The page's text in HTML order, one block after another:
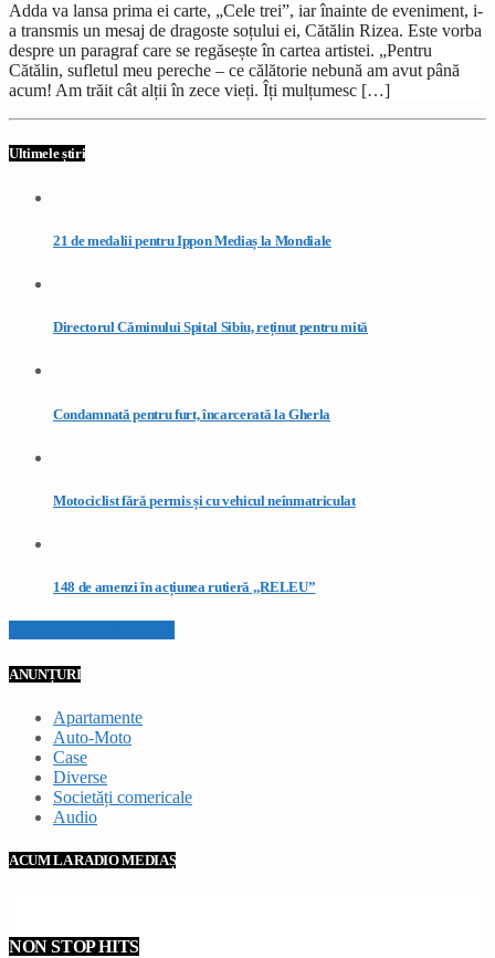
Adda va lansa prima ei carte, „Cele trei”, iar înainte de eveniment, i-
a transmis un mesaj de dragoste soțului ei, Cătălin Rizea. Este vorba
despre un paragraf care se regăsește în cartea artistei. „Pentru
Cătălin, sufletul meu pereche – ce călătorie nebună am avut până
acum! Am trăit cât alții în zece vieți. Îți mulțumesc […]
Ultimele știri
21 de medalii pentru Ippon Mediaș la Mondiale
Directorul Căminului Spital Sibiu, reținut pentru mită
Condamnată pentru furt, încarcerată la Gherla
Motociclist fără permis și cu vehicul neînmatriculat
148 de amenzi în acțiunea rutieră „RELEU”
ANUNȚURI
Apartamente
Auto-Moto
Case
Diverse
Societăți comericale
Audio
ACUM LA RADIO MEDIAȘ
NON STOP HITS